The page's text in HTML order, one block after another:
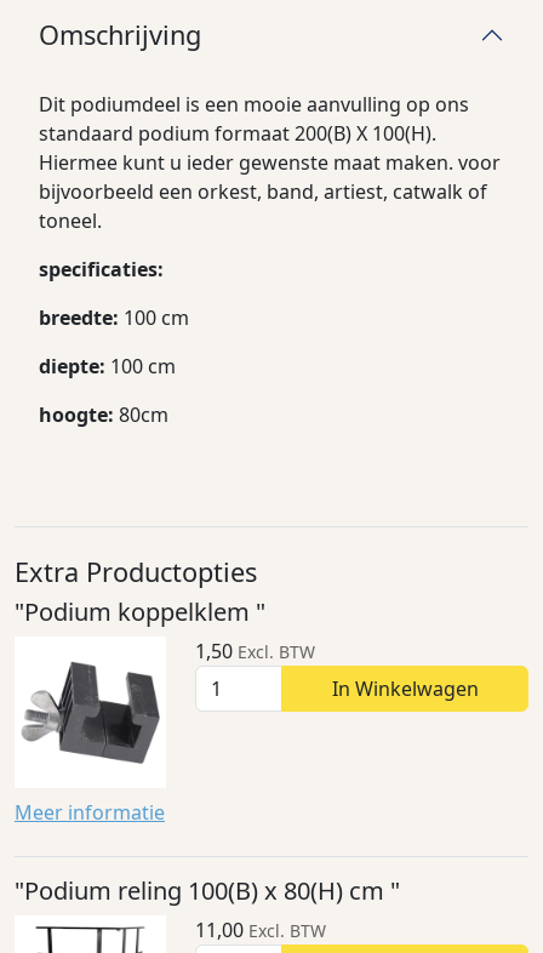
Omschrijving
Dit podiumdeel is een mooie aanvulling op ons
standaard podium formaat 200(B) X 100(H).
Hiermee kunt u ieder gewenste maat maken. voor
bijvoorbeeld een orkest, band, artiest, catwalk of
toneel.
specificaties:
breedte: 100 cm
diepte: 100 cm
hoogte: 80cm
Extra Productopties
"Podium koppelklem "
1,50 Excl. BTW
In Winkelwagen
Meer informatie
"Podium reling 100(B) x 80(H) cm "
11,00 Excl. BTW